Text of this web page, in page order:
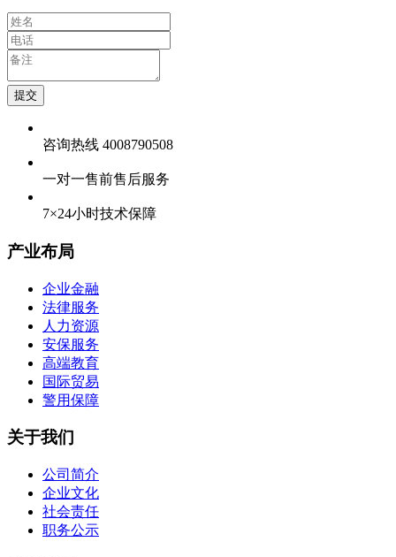
提交
咨询热线 4008790508
一对一售前售后服务
7×24小时技术保障
产业布局
企业金融
法律服务
人力资源
安保服务
高端教育
国际贸易
警用保障
关于我们
公司简介
企业文化
社会责任
职务公示